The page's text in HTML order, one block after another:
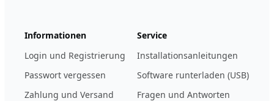
Informationen
Login und Registrierung
Passwort vergessen
Zahlung und Versand
Service
Installationsanleitungen
Software runterladen (USB)
Fragen und Antworten